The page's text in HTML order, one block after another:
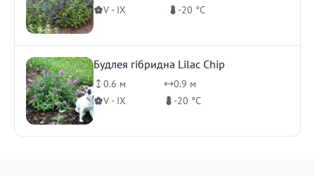
V - IX
-20 °C
Будлея гібридна Lilac Chip
0.6 м
0.9 м
V - IX
-20 °C